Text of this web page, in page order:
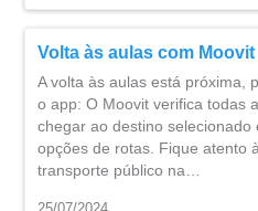
Volta às aulas com Moovit
A volta às aulas está próxima,
o app: O Moovit verifica todas
chegar ao destino
opções de rotas. Fique atento
transporte público na…